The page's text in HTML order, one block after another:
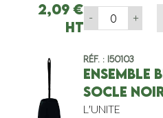
2,09€
HT
- +
Réf. : I50103
ENSEMBLE
SOCLE
L'UNITE